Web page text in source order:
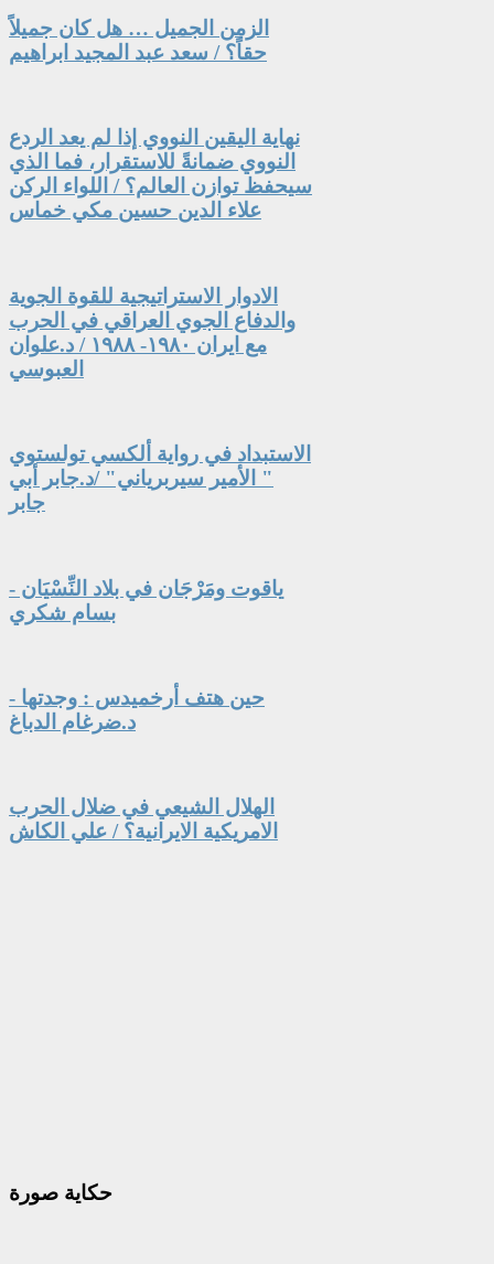
الزمن الجميل … هل كان جميلاً
حقاً؟ / سعد عبد المجيد ابراهيم
نهاية اليقين النووي إذا لم يعد الردع
النووي ضمانةً للاستقرار، فما الذي
سيحفظ توازن العالم؟ / اللواء الركن
علاء الدين حسين مكي خماس
الادوار الاستراتيجية للقوة الجوية
والدفاع الجوي العراقي في الحرب
مع ايران ١٩٨٠- ١٩٨٨ / د.علوان
العبوسي
الاستبداد في رواية ألكسي تولستوي
" الأمير سيربرياني" /د.جابر أبي
جابر
ياقوت ومَرْجَان في بلاد النِّسْيَان -
بسام شكري
حين هتف أرخميدس : وجدتها -
د.ضرغام الدباغ
الهلال الشيعي في ضلال الحرب
الامريكية الايرانية؟ / علي الكاش
حكاية صورة